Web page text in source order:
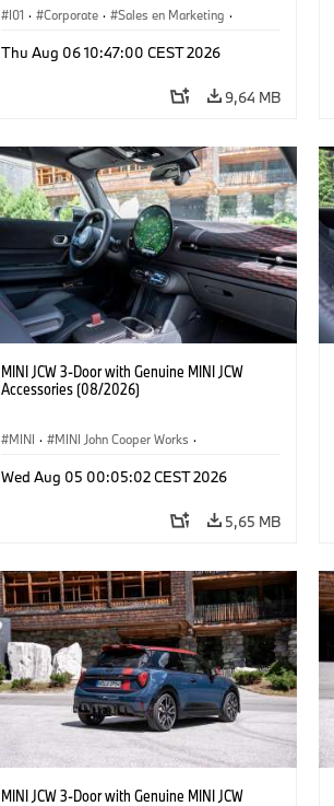
I01 · Corporate · Sales en Marketing ·
Thu Aug 06 10:47:00 CEST 2026
9,64 MB
MINI JCW 3-Door with Genuine MINI JCW
Accessories (08/2026)
MINI · MINI John Cooper Works ·
Wed Aug 05 00:05:02 CEST 2026
5,65 MB
MINI JCW 3-Door with Genuine MINI JCW